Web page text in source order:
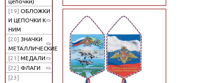
цепочки)
[19] ОБЛОЖКИ
И ЦЕПОЧКИ К
НИМ
[20] ЗНАЧКИ
МЕТАЛЛИЧЕСКИЕ
[21] МЕДАЛИ
[22] ФЛАГИ
[23]